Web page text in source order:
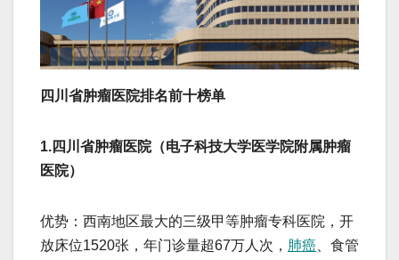
​​四川省肿瘤医院排名前十榜单​​
​​1.四川省肿瘤医院（电子科技大学医学院附属肿瘤
医院）​​
​​优势​​：西南地区最大的三级甲等肿瘤专科医院，开
放床位1520张，年门诊量超67万人次， 肺癌、食管